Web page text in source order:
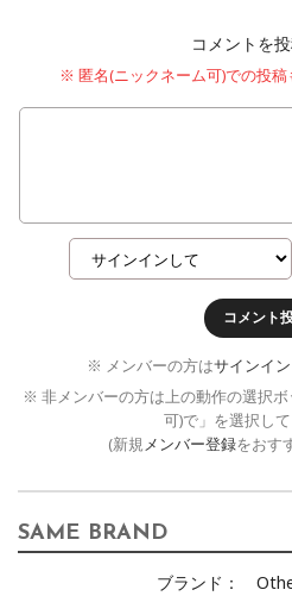
コメントを
※ 匿名(ニックネーム可)での投稿
コメント
※ メンバーの方はサインイン
※ 非メンバーの方は上の動作の選択
可)で」を選択して
(新規メンバー登録をおす
SAME BRAND
ブランド：